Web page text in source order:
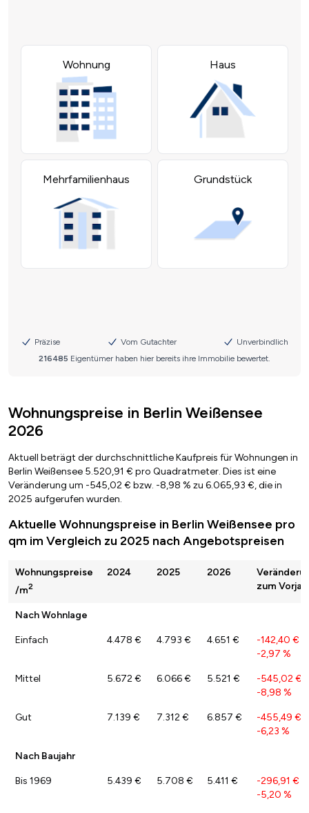
Wohnungspreise in Berlin Weißensee
2026
Aktuell beträgt der durchschnittliche Kaufpreis für Wohnungen in
Berlin Weißensee 5.520,91 € pro Quadratmeter. Dies ist eine
Veränderung um -545,02 € bzw. -8,98 % zu 6.065,93 €, die in
2025 aufgerufen wurden.
Aktuelle Wohnungspreise in Berlin Weißensee pro
qm im Vergleich zu 2025 nach Angebotspreisen
Wohnungspreise
/m2
2024 2025 2026
zum
Nach Wohnlage
Einfach 4.478 € 4.793 € 4.651 € -142,40 €
-2,97 %
Mittel 5.672 € 6.066 € 5.521 € -545,02 €
-8,98 %
Gut 7.139 € 7.312 € 6.857 € -455,49 €
-6,23 %
Nach Baujahr
Bis 1969 5.439 € 5.708 € 5.411 € -296,91 €
-5,20 %